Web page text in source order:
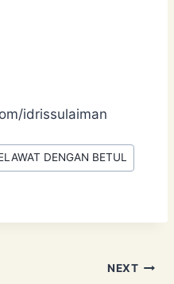
idrissulaiman
DENGAN BETUL
NEXT